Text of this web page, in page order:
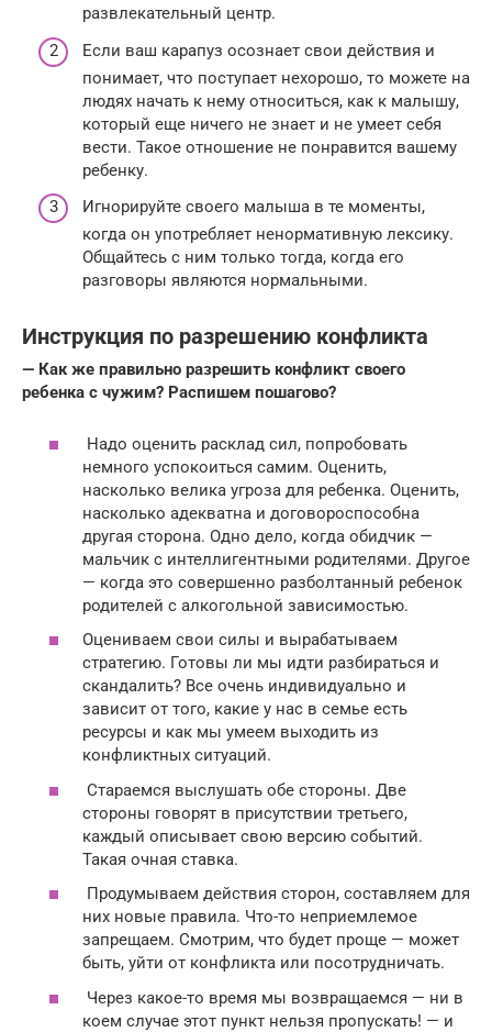
развлекательный центр.
Если ваш карапуз осознает свои действия и
понимает, что поступает нехорошо, то можете на
людях начать к нему относиться, как к малышу,
который еще ничего не знает и не умеет себя
вести. Такое отношение не понравится вашему
ребенку.
Игнорируйте своего малыша в те моменты,
когда он употребляет ненормативную лексику.
Общайтесь с ним только тогда, когда его
разговоры являются нормальными.
Инструкция по разрешению конфликта
— Как же правильно разрешить конфликт своего
ребенка с чужим? Распишем пошагово?
Надо оценить расклад сил, попробовать
немного успокоиться самим. Оценить,
насколько велика угроза для ребенка. Оценить,
насколько адекватна и договороспособна
другая сторона. Одно дело, когда обидчик —
мальчик с интеллигентными родителями. Другое
— когда это совершенно разболтанный ребенок
родителей с алкогольной зависимостью.
Оцениваем свои силы и вырабатываем
стратегию. Готовы ли мы идти разбираться и
скандалить? Все очень индивидуально и
зависит от того, какие у нас в семье есть
ресурсы и как мы умеем выходить из
конфликтных ситуаций.
Стараемся выслушать обе стороны. Две
стороны говорят в присутствии третьего,
каждый описывает свою версию событий.
Такая очная ставка.
Продумываем действия сторон, составляем для
них новые правила. Что-то неприемлемое
запрещаем. Смотрим, что будет проще — может
быть, уйти от конфликта или посотрудничать.
Через какое-то время мы возвращаемся — ни в
коем случае этот пункт нельзя пропускать! — и